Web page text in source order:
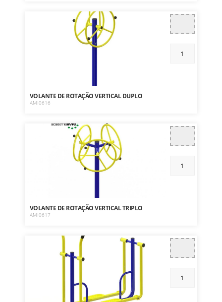
VOLANTE DE ROTAÇÃO VERTICAL DUPLO
AMI0616
VOLANTE DE ROTAÇÃO VERTICAL TRIPLO
AMI0617